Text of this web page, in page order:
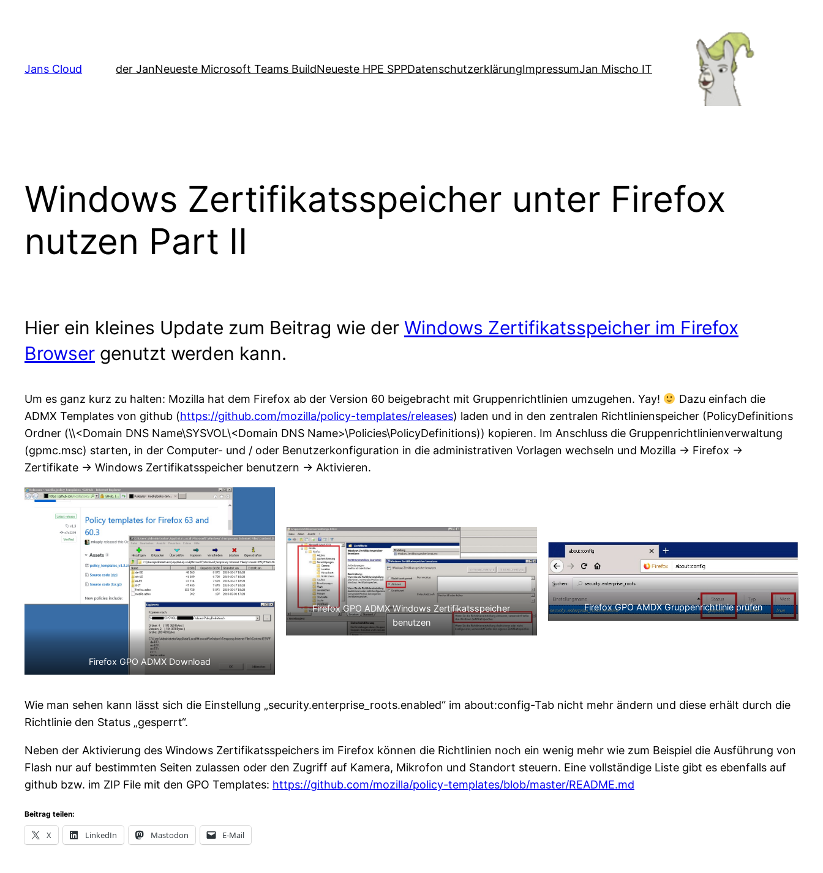
Jans Cloud
der JanNeueste Microsoft Teams BuildNeueste HPE SPPDatenschutzerklärungImpressumJan Mischo IT
Windows Zertifikatsspeicher unter Firefox
nutzen Part II
Hier ein kleines Update zum Beitrag wie der Windows Zertifikatsspeicher im Firefox
Browser genutzt werden kann.
Um es ganz kurz zu halten: Mozilla hat dem Firefox ab der Version 60 beigebracht mit Gruppenrichtlinien umzugehen. Yay!
Dazu einfach die
ADMX Templates von github (https://github.com/mozilla/policy-templates/releases) laden und in den zentralen Richtlinienspeicher (PolicyDefinitions
Ordner (\\<Domain DNS Name\SYSVOL\<Domain DNS Name>\Policies\PolicyDefinitions)) kopieren. Im Anschluss die Gruppenrichtlinienverwaltung
(gpmc.msc) starten, in der Computer- und / oder Benutzerkonfiguration in die administrativen Vorlagen wechseln und Mozilla -> Firefox ->
Zertifikate -> Windows Zertifikatsspeicher benutzern -> Aktivieren.
Firefox GPO ADMX Download
Firefox GPO ADMX Windows Zertifikatsspeicher
benutzen
Firefox GPO AMDX Gruppenrichtlinie prüfen
Wie man sehen kann lässt sich die Einstellung „security.enterprise_roots.enabled“ im about:config-Tab nicht mehr ändern und diese erhält durch die
Richtlinie den Status „gesperrt“.
Neben der Aktivierung des Windows Zertifikatsspeichers im Firefox können die Richtlinien noch ein wenig mehr wie zum Beispiel die Ausführung von
Flash nur auf bestimmten Seiten zulassen oder den Zugriff auf Kamera, Mikrofon und Standort steuern. Eine vollständige Liste gibt es ebenfalls auf
github bzw. im ZIP File mit den GPO Templates: https://github.com/mozilla/policy-templates/blob/master/README.md
Beitrag teilen:
X LinkedIn Mastodon E-Mail